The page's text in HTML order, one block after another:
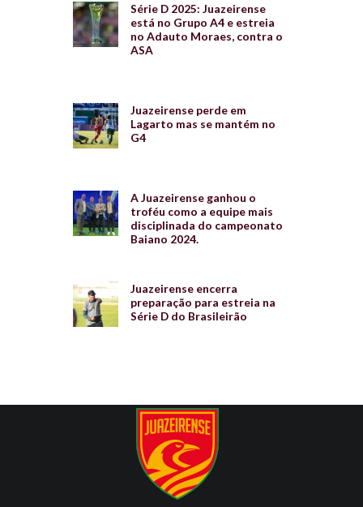
Série D 2025: Juazeirense
está no Grupo A4 e estreia
no Adauto Moraes, contra o
ASA
Juazeirense perde em
Lagarto mas se mantém no
G4
A Juazeirense ganhou o
troféu como a equipe mais
disciplinada do campeonato
Baiano 2024.
Juazeirense encerra
preparação para estreia na
Série D do Brasileirão